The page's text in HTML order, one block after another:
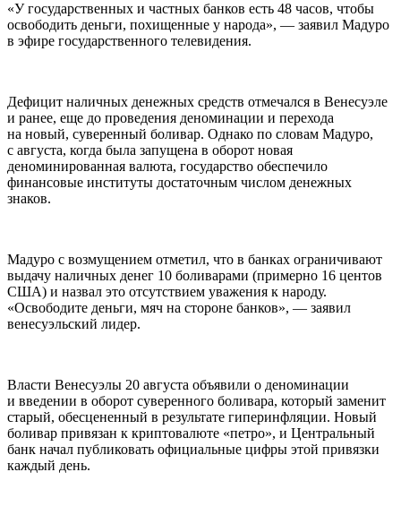
«У государственных и частных банков есть 48 часов, чтобы
освободить деньги, похищенные у народа», — заявил Мадуро
в эфире государственного телевидения.
Дефицит наличных денежных средств отмечался в Венесуэле
и ранее, еще до проведения деноминации и перехода
на новый, суверенный боливар. Однако по словам Мадуро,
с августа, когда была запущена в оборот новая
деноминированная валюта, государство обеспечило
финансовые институты достаточным числом денежных
знаков.
Мадуро с возмущением отметил, что в банках ограничивают
выдачу наличных денег 10 боливарами (примерно 16 центов
США) и назвал это отсутствием уважения к народу.
«Освободите деньги, мяч на стороне банков», — заявил
венесуэльский лидер.
Власти Венесуэлы 20 августа объявили о деноминации
и введении в оборот суверенного боливара, который заменит
старый, обесцененный в результате гиперинфляции. Новый
боливар привязан к криптовалюте «петро», и Центральный
банк начал публиковать официальные цифры этой привязки
каждый день.